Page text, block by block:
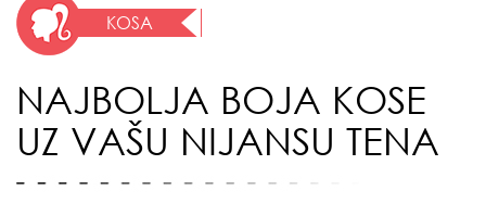
KOSA
NAJBOLJA BOJA KOSE
UZ VAŠU NIJANSU TENA